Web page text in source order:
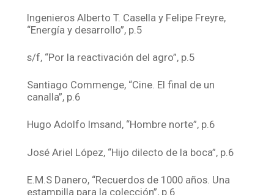
Ingenieros Alberto T. Casella y Felipe Freyre,
“Energía y desarrollo”, p.5
s/f, “Por la reactivación del agro”, p.5
Santiago Commenge, “Cine. El final de un
canalla”, p.6
Hugo Adolfo Imsand, “Hombre norte”, p.6
José Ariel López, “Hijo dilecto de la boca”, p.6
E.M.S Danero, “Recuerdos de 1000 años. Una
estampilla para la colección”, p.6